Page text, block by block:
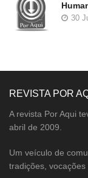
30
REVISTA POR
A revista Por Aqui
abril de 2009.
Um veículo de
tradições, vocações